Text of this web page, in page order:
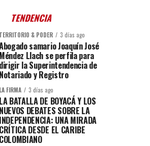
TENDENCIA
TERRITORIO & PODER 3 días ago
samario Joaquín José
Méndez Llach se perfila para
dirigir la Superintendencia de
Notariado y Registro
LA FIRMA 3 días ago
LA BATALLA DE BOYACÁ Y LOS
NUEVOS DEBATES SOBRE LA
INDEPENDENCIA: UNA MIRADA
CRÍTICA DESDE EL CARIBE
COLOMBIANO